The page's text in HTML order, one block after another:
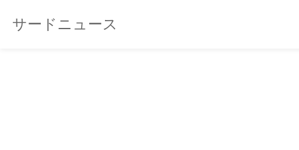
サードニュース